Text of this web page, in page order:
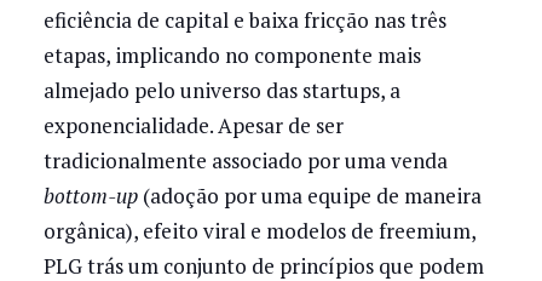
eficiência de capital e baixa fricção nas três
etapas, implicando no componente mais
almejado pelo universo das startups, a
exponencialidade. Apesar de ser
tradicionalmente associado por uma venda
bottom-up (adoção por uma equipe de maneira
orgânica), efeito viral e modelos de freemium,
PLG trás um conjunto de princípios que podem